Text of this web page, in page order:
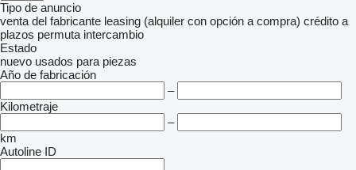
Tipo de anuncio
venta del fabricante leasing (alquiler con opción a compra) crédito a
plazos permuta intercambio
Estado
nuevo usados para piezas
Año de fabricación
–
Kilometraje
–
km
Autoline ID